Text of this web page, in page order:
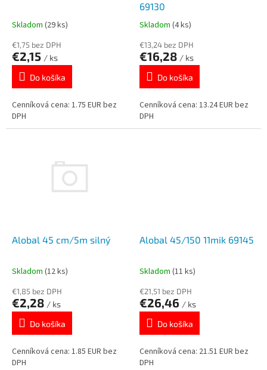
Skladom (29 ks)
€1,75 bez DPH
€2,15 / ks
Do košíka
Cenníková cena: 1.75 EUR bez
DPH
69130
Skladom (4 ks)
€13,24 bez DPH
€16,28 / ks
Do košíka
Cenníková cena: 13.24 EUR bez
DPH
Alobal 45 cm/5m silný
Skladom (12 ks)
€1,85 bez DPH
€2,28 / ks
Do košíka
Cenníková cena: 1.85 EUR bez
DPH
Alobal 45/150 11mik 69145
Skladom (11 ks)
€21,51 bez DPH
€26,46 / ks
Do košíka
Cenníková cena: 21.51 EUR bez
DPH